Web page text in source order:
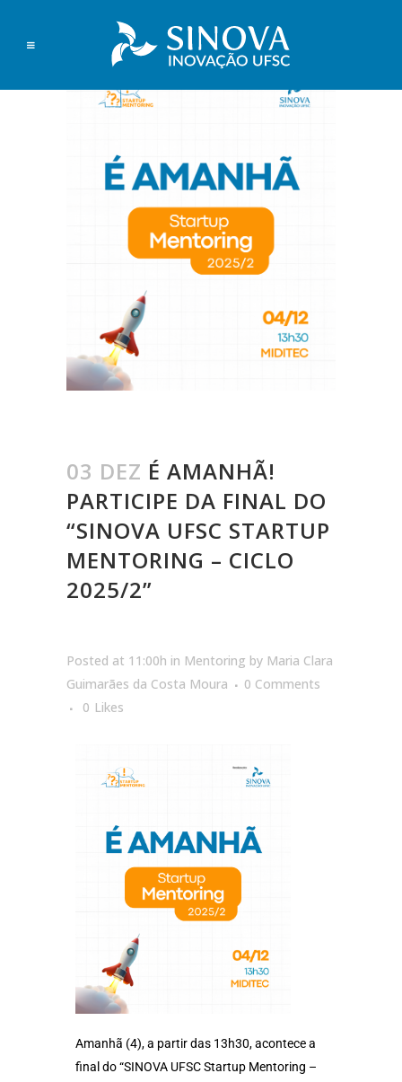
03 DEZ É AMANHÃ!
PARTICIPE DA FINAL DO
“SINOVA UFSC STARTUP
MENTORING – CICLO
2025/2”
Posted at 11:00h in Mentoring by Maria Clara
Guimarães da Costa Moura
0 Comments
0 Likes
Amanhã (4), a partir das 13h30, acontece a
final do “SINOVA UFSC Startup Mentoring –